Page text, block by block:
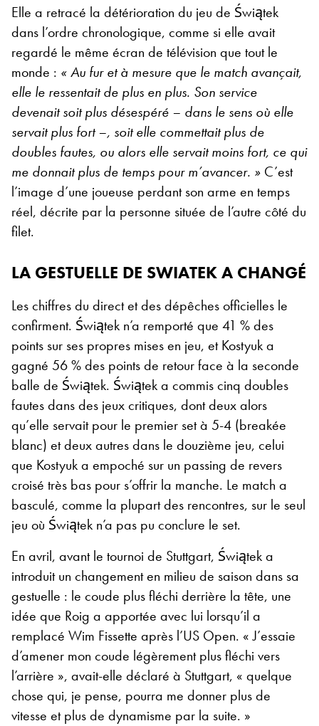
Elle a retracé la détérioration du jeu de Świątek
dans l’ordre chronologique, comme si elle avait
regardé le même écran de télévision que tout le
monde : « Au fur et à mesure que le match avançait,
elle le ressentait de plus en plus. Son service
devenait soit plus désespéré – dans le sens où elle
servait plus fort –, soit elle commettait plus de
doubles fautes, ou alors elle servait moins fort, ce qui
me donnait plus de temps pour m’avancer. » C’est
l’image d’une joueuse perdant son arme en temps
réel, décrite par la personne située de l’autre côté du
filet.
LA GESTUELLE DE SWIATEK A CHANGÉ
Les chiffres du direct et des dépêches officielles le
confirment. Świątek n’a remporté que 41 % des
points sur ses propres mises en jeu, et Kostyuk a
gagné 56 % des points de retour face à la seconde
balle de Świątek. Świątek a commis cinq doubles
fautes dans des jeux critiques, dont deux alors
qu’elle servait pour le premier set à 5-4 (breakée
blanc) et deux autres dans le douzième jeu, celui
que Kostyuk a empoché sur un passing de revers
croisé très bas pour s’offrir la manche. Le match a
basculé, comme la plupart des rencontres, sur le seul
jeu où Świątek n’a pas pu conclure le set.
En avril, avant le tournoi de Stuttgart, Świątek a
introduit un changement en milieu de saison dans sa
gestuelle : le coude plus fléchi derrière la tête, une
idée que Roig a apportée avec lui lorsqu’il a
remplacé Wim Fissette après l’US Open. « J’essaie
d’amener mon coude légèrement plus fléchi vers
l’arrière », avait-elle déclaré à Stuttgart, « quelque
chose qui, je pense, pourra me donner plus de
vitesse et plus de dynamisme par la suite. »